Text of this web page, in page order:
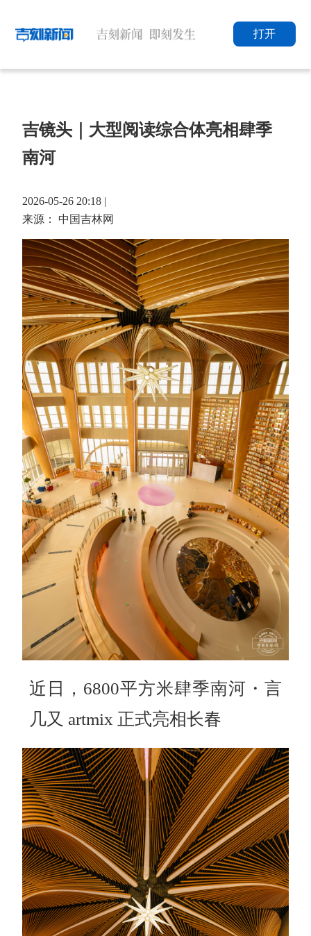
打开
吉镜头｜大型阅读综合体亮相肆季
南河
2026-05-26 20:18 |
来源： 中国吉林网
近日，6800平方米肆季南河・言
几又 artmix 正式亮相长春